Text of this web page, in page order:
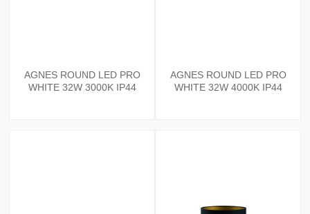
AGNES ROUND LED PRO
WHITE 32W 3000K IP44
AGNES ROUND LED PRO
WHITE 32W 4000K IP44